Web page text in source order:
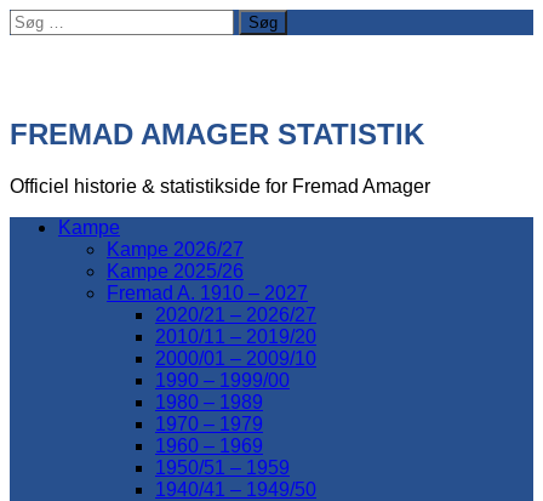
Søg
efter:
FREMAD AMAGER STATISTIK
Officiel historie & statistikside for Fremad Amager
Kampe
Kampe 2026/27
Kampe 2025/26
Fremad A. 1910 – 2027
2020/21 – 2026/27
2010/11 – 2019/20
2000/01 – 2009/10
1990 – 1999/00
1980 – 1989
1970 – 1979
1960 – 1969
1950/51 – 1959
1940/41 – 1949/50